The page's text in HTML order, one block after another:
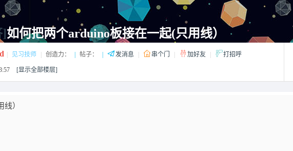
]如何把两个arduino板接在一起(只用线）
见习技师 创造力： 帖子： 发消息 串个门 加好友 打招呼
[显示全部楼层]
）